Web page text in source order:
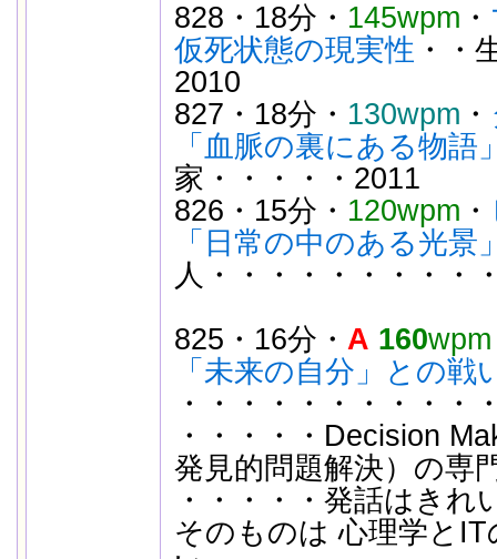
828・18分・ 145wpm ・
仮死状態の現実性 ・・
2010
827・18分・ 130wpm ・
「血脈の裏にある物語
家・・・・・2011
826・15分・ 120wpm ・
「日常の中のある光景
人・・・・・・・・・
825・16分・ A 160wpm
「未来の自分」との戦
・・・・・・・・・・
・・・・・Decision
発見的問題解決）の専
・・・・・発話はきれ
そのものは 心理学と